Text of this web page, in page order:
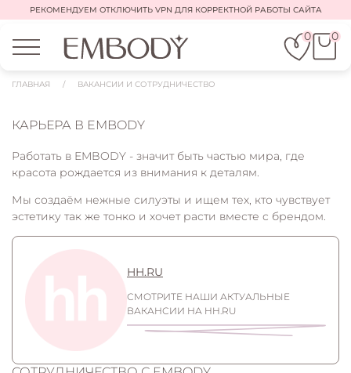
РЕКОМЕНДУЕМ ОТКЛЮЧИТЬ VPN ДЛЯ КОРРЕКТНОЙ РАБОТЫ САЙТА
0 0
ГЛАВНАЯ / ВАКАНСИИ И СОТРУДНИЧЕСТВО
HH.RU
СМОТРИТЕ НАШИ АКТУАЛЬНЫЕ
ВАКАНСИИ НА HH.RU
КАРЬЕРА В EMBODY
Работать в EMBODY - значит быть частью мира, где
красота рождается из внимания к деталям.
Мы создаём нежные силуэты и ищем тех, кто чувствует
эстетику так же тонко и хочет расти вместе с брендом.